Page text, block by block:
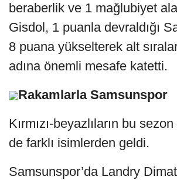
beraberlik ve 1 mağlubiyet
Gisdol, 1 puanla devraldığı
8 puana yükselterek alt
adına önemli mesafe katetti.
Rakamlarla Samsunspor
Kırmızı-beyazlıların bu sezon
de farklı isimlerden geldi.
Samsunspor’da Landry